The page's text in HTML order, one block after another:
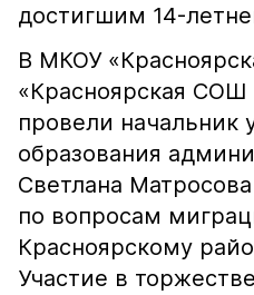
достигшим 14-
В МКОУ
«Красноярская
провели начальник
образования
Светлана
по вопросам
Красноярскому
Участие в